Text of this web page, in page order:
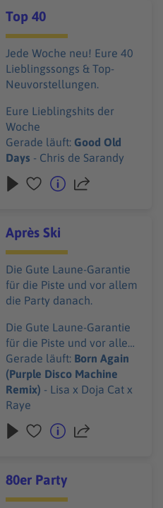
Top 40
Jede Woche neu! Eure 40
Lieblingssongs & Top-
Neuvorstellungen.
Eure Lieblingshits der
Woche
Gerade läuft: Good Old
Days - Chris de Sarandy
Après Ski
Die Gute Laune-Garantie
für die Piste und vor allem
die Party danach.
Die Gute Laune-Garantie
für die Piste und vor allem
die Party danach.
Gerade läuft: Born Again
(Purple Disco Machine
Remix) - Lisa x Doja Cat x
Raye
80er Party